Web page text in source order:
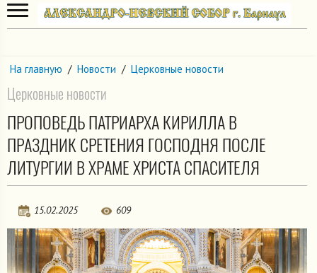
На главную / Новости / Церковные новости
Церковные новости
ПРОПОВЕДЬ ПАТРИАРХА КИРИЛЛА В
ПРАЗДНИК СРЕТЕНИЯ ГОСПОДНЯ ПОСЛЕ
ЛИТУРГИИ В ХРАМЕ ХРИСТА СПАСИТЕЛЯ
15.02.2025 609